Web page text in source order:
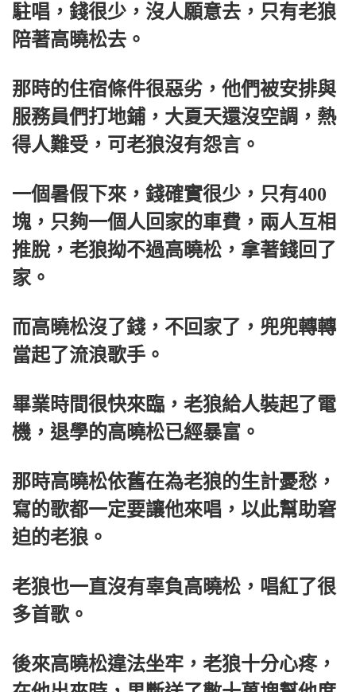
駐唱，錢很少，沒人願意去，只有老狼
陪著高曉松去。
那時的住宿條件很惡劣，他們被安排與
服務員們打地鋪，大夏天還沒空調，熱
得人難受，可老狼沒有怨言。
一個暑假下來，錢確實很少，只有400
塊，只夠一個人回家的車費，兩人互相
推脫，老狼拗不過高曉松，拿著錢回了
家。
而高曉松沒了錢，不回家了，兜兜轉轉
當起了流浪歌手。
畢業時間很快來臨，老狼給人裝起了電
機，退學的高曉松已經暴富。
那時高曉松依舊在為老狼的生計憂愁，
寫的歌都一定要讓他來唱，以此幫助窘
迫的老狼。
老狼也一直沒有辜負高曉松，唱紅了很
多首歌。
後來高曉松違法坐牢，老狼十分心疼，